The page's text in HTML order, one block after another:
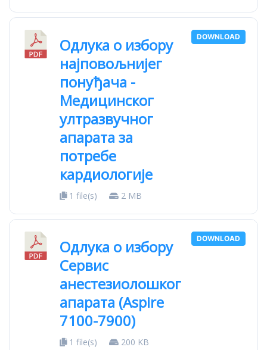
Одлука о избору
најповољнијег
понуђача -
Медицинског
ултразвучног
апарата за
потребе
кардиологије
1 file(s) 2 MB
DOWNLOAD
Одлука о избору
Сервис
анестезиолошког
апарата (Aspire
7100-7900)
1 file(s) 200 KB
DOWNLOAD